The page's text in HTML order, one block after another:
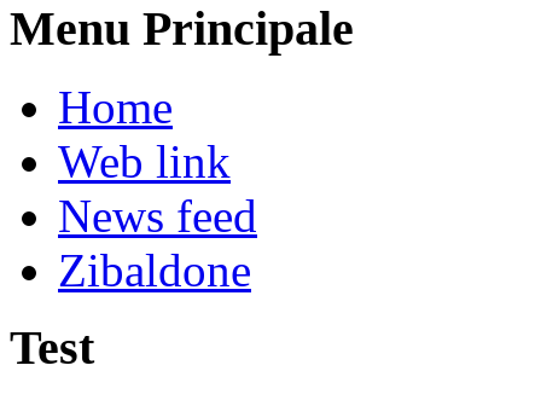
Menu Principale
Home
Web link
News feed
Zibaldone
Test